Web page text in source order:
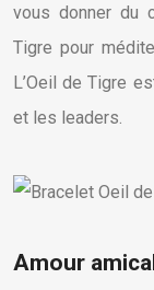
vous donner du
Tigre pour
L’Oeil de Tigre
et les leaders.
Amour